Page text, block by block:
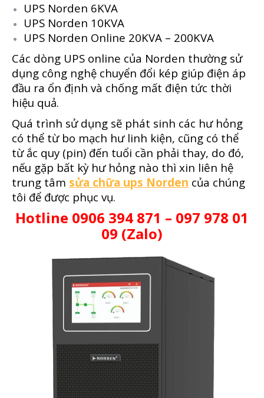
UPS Norden 6KVA
UPS Norden 10KVA
UPS Norden Online 20KVA – 200KVA
Các dòng UPS online của Norden thường sử
dụng công nghệ chuyển đổi kép giúp điện áp
đầu ra ổn định và chống mất điện tức thời
hiệu quả.
Quá trình sử dụng sẽ phát sinh các hư hỏng
có thể từ bo mạch hư linh kiện, cũng có thể
từ ắc quy (pin) đến tuổi cần phải thay, do đó,
nếu gặp bất kỳ hư hỏng nào thì xin liên hệ
trung tâm sửa chữa ups Norden của chúng
tôi để được phục vụ.
Hotline 0906 394 871 – 097 978 01
09 (Zalo)